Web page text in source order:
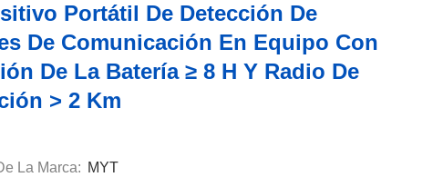
Portátil De Detección De
De Comunicación En Equipo Con
De La Batería ≥ 8 H Y Radio De
> 2 Km
La Marca: MYT